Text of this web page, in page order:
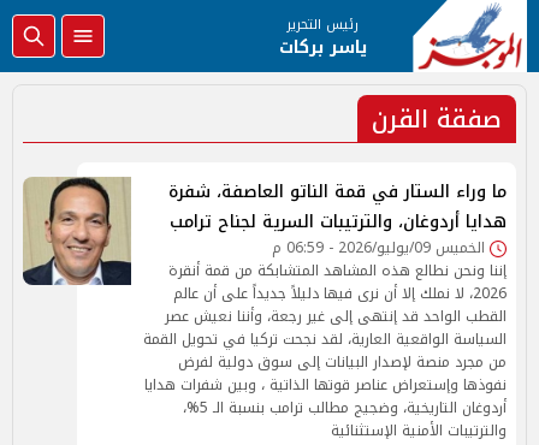
رئيس التحرير
ياسر بركات
صفقة القرن
ما وراء الستار في قمة الناتو العاصفة، شفرة
هدايا أردوغان، والترتيبات السرية لجناح ترامب
الخميس 09/يوليو/2026 - 06:59 م
إننا ونحن نطالع هذه المشاهد المتشابكة من قمة أنقرة
2026، لا نملك إلا أن نرى فيها دليلاً جديداً على أن عالم
القطب الواحد قد إنتهى إلى غير رجعة، وأننا نعيش عصر
السياسة الواقعية العارية، لقد نجحت تركيا في تحويل القمة
من مجرد منصة لإصدار البيانات إلى سوق دولية لفرض
نفوذها وإستعراض عناصر قوتها الذاتية ، وبين شفرات هدايا
أردوغان التاريخية، وضجيج مطالب ترامب بنسبة الـ 5%،
والترتيبات الأمنية الإستثنائية